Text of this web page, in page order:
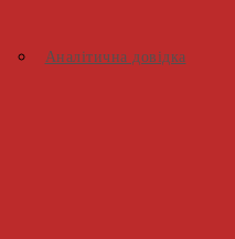
Аналітична довідка